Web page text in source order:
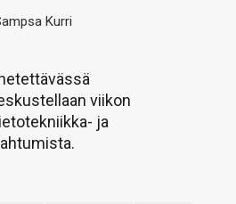
Kurri
viikon
ja